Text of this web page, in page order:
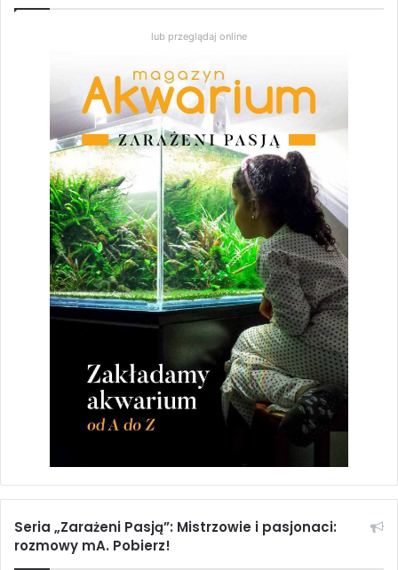
lub przeglądaj online
Seria „Zarażeni Pasją”: Mistrzowie i pasjonaci:
rozmowy mA. Pobierz!